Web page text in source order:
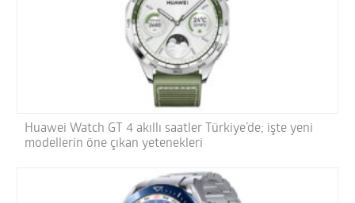
Huawei Watch GT 4 akıllı saatler Türkiye’de; işte yeni
modellerin öne çıkan yetenekleri